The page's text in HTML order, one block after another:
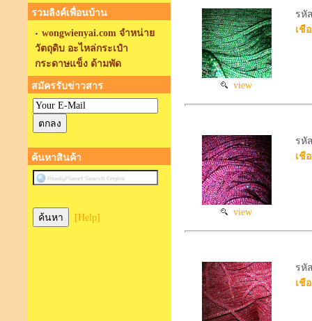
รวมลิงค์เพื่อนบ้าน
wongwienyai.com จำหน่าย
วัตถุดิบ อะไหล่กระเป๋า
กระดาษแข็ง ด้ามพัด
สมัครรับข่าวสาร
ค้นหาสินค้า
[Help]
view
รหั
เชื
view
รหั
เชื
รหั
เชื